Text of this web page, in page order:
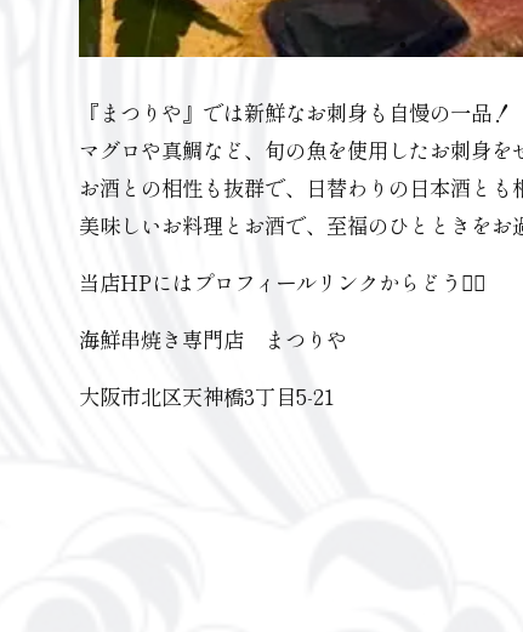
『まつりや』では新鮮なお刺身も自慢の一品！
マグロや真鯛など、旬の魚を使用したお刺身を
お酒との相性も抜群で、日替わりの日本酒とも
美味しいお料理とお酒で、至福のひとときをお
当店HPにはプロフィールリンクからどうぞ🏼
海鮮串焼き専門店 まつりや
大阪市北区天神橋3丁目5-21